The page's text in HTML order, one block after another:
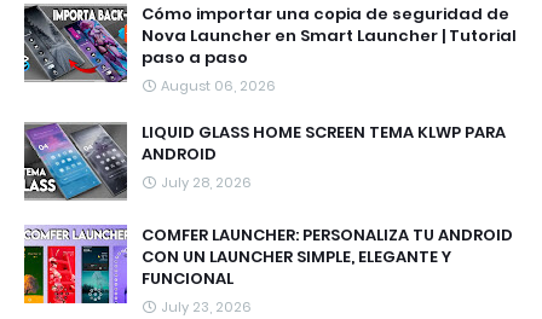
Cómo importar una copia de seguridad de
Nova Launcher en Smart Launcher | Tutorial
paso a paso
August 06, 2026
LIQUID GLASS HOME SCREEN TEMA KLWP PARA
ANDROID
July 28, 2026
COMFER LAUNCHER: PERSONALIZA TU ANDROID
CON UN LAUNCHER SIMPLE, ELEGANTE Y
FUNCIONAL
July 23, 2026